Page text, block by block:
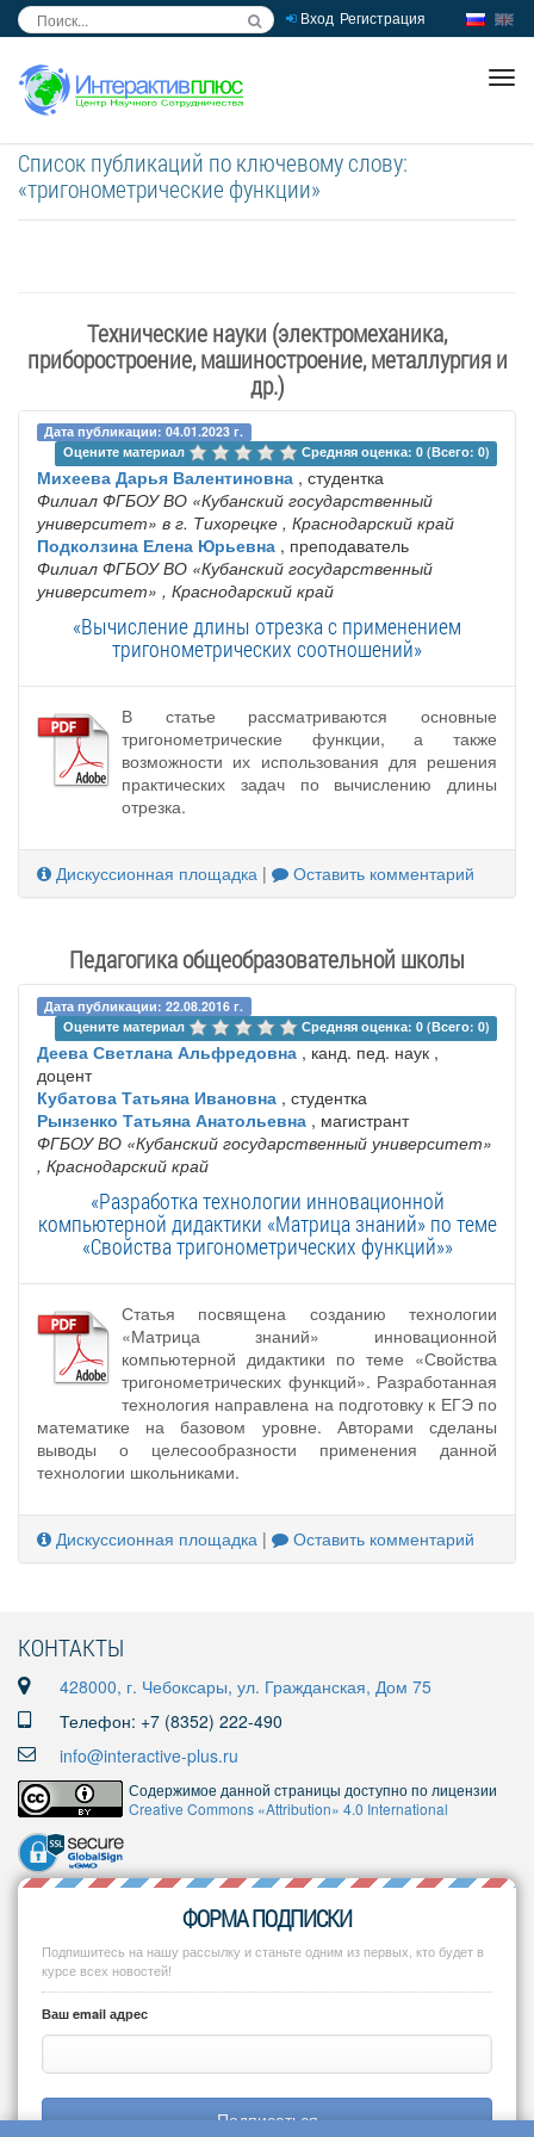
Вход Регистрация
Список публикаций по ключевому слову:
«тригонометрические функции»
Технические науки (электромеханика,
приборостроение, машиностроение, металлургия и
др.)
Дата публикации: 04.01.2023 г.
Оцените материал
Средняя оценка: 0 (Всего: 0)
Михеева Дарья Валентиновна , студентка
Филиал ФГБОУ ВО «Кубанский государственный
университет» в г. Тихорецке , Краснодарский край
Подколзина Елена Юрьевна , преподаватель
Филиал ФГБОУ ВО «Кубанский государственный
университет» , Краснодарский край
«Вычисление длины отрезка с применением
тригонометрических соотношений»
В статье рассматриваются основные
тригонометрические функции, а также
возможности их использования для решения
практических задач по вычислению длины
отрезка.
Дискуссионная площадка | Оставить комментарий
Педагогика общеобразовательной школы
Дата публикации: 22.08.2016 г.
Оцените материал
Средняя оценка: 0 (Всего: 0)
Деева Светлана Альфредовна , канд. пед. наук ,
доцент
Кубатова Татьяна Ивановна , студентка
Рынзенко Татьяна Анатольевна , магистрант
ФГБОУ ВО «Кубанский государственный университет»
, Краснодарский край
«Разработка технологии инновационной
компьютерной дидактики «Матрица знаний» по теме
«Свойства тригонометрических функций»»
Статья посвящена созданию технологии
«Матрица знаний» инновационной
компьютерной дидактики по теме «Свойства
тригонометрических функций». Разработанная
технология направлена на подготовку к ЕГЭ по
математике на базовом уровне. Авторами сделаны
выводы о целесообразности применения данной
технологии школьниками.
Дискуссионная площадка | Оставить комментарий
КОНТАКТЫ
428000, г. Чебоксары, ул. Гражданская, Дом 75
Телефон: +7 (8352) 222-490
info@interactive-plus.ru
Содержимое данной страницы доступно по лицензии
Creative Commons «Attribution» 4.0 International
ФОРМА ПОДПИСКИ
Подпишитесь на нашу рассылку и станьте одним из первых, кто будет в
курсе всех новостей!
Ваш email адрес
Подписаться